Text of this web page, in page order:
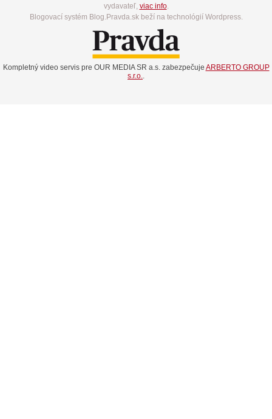
vydavateľ, viac info.
Blogovací systém Blog.Pravda.sk beží na technológií Wordpress.
Kompletný video servis pre OUR MEDIA SR a.s. zabezpečuje ARBERTO GROUP
s.r.o.